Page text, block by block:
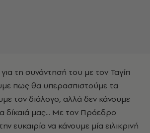
τη συνάντησή του με τον Ταγίπ
πως θα υπερασπιστούμε τα
τον διάλογο, αλλά δεν κάνουμε
δίκαιά μας... Με τον Πρόεδρο
ευκαιρία να κάνουμε μία ειλικρινή